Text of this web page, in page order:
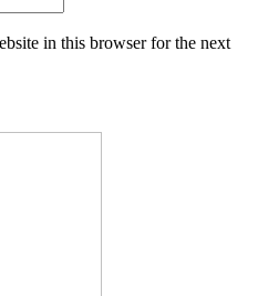
in this browser for the next